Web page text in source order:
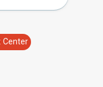
Center